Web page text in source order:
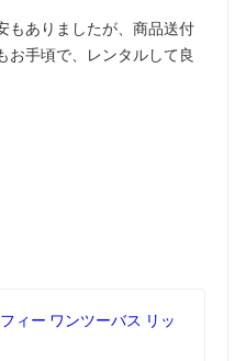
もありましたが、商品送付
お手頃で、レンタルして良
ィー ワンツーバス リッ